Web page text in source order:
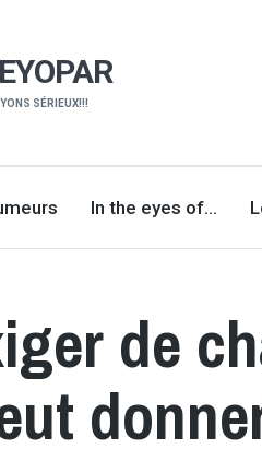
SÉRIEUX!!!
In the eyes of…
de